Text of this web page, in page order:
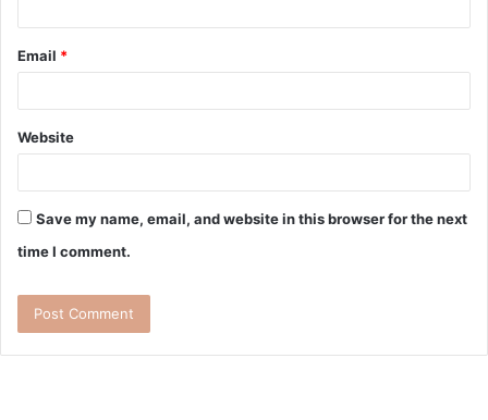
Email *
Website
Save my name, email, and website in this browser for the next
time I comment.